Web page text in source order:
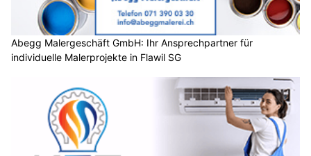
Abegg Malergeschäft GmbH: Ihr Ansprechpartner für
individuelle Malerprojekte in Flawil SG